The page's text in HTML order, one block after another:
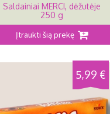
Saldainiai MERCI, dėžutėje
250 g
Įtraukti šią prekę
5,99 €